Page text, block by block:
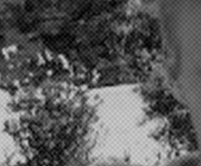
#виталий бородин #дед мороз